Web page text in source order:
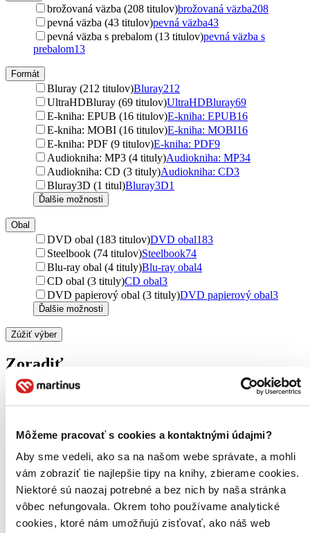
Môžeme pracovať s cookies a kontaktnými údajmi?
Aby sme vedeli, ako sa na našom webe správate, a mohli
vám zobraziť tie najlepšie tipy na knihy, zbierame cookies.
Niektoré sú naozaj potrebné a bez nich by naša stránka
vôbec nefungovala. Okrem toho používame analytické
cookies, ktoré nám umožňujú zisťovať, ako náš web
brožovaná väzba (208 titulov)brožovaná väzba208
pevná väzba (43 titulov)pevná väzba43
pevná väzba s prebalom (13 titulov)pevná väzba s
prebalom13
Formát
Bluray (212 titulov)Bluray212
UltraHDBluray (69 titulov)UltraHDBluray69
E-kniha: EPUB (16 titulov)E-kniha: EPUB16
E-kniha: MOBI (16 titulov)E-kniha: MOBI16
E-kniha: PDF (9 titulov)E-kniha: PDF9
Audiokniha: MP3 (4 tituly)Audiokniha: MP34
Audiokniha: CD (3 tituly)Audiokniha: CD3
Bluray3D (1 titul)Bluray3D1
Ďalšie možnosti
Obal
DVD obal (183 titulov)DVD obal183
Steelbook (74 titulov)Steelbook74
Blu-ray obal (4 tituly)Blu-ray obal4
CD obal (3 tituly)CD obal3
DVD papierový obal (3 tituly)DVD papierový obal3
Ďalšie možnosti
Zúžiť výber
Zoradiť
Bestsellery
Top hodnotené
Novinky
Najdrahšie
Najlacnejšie
Najvyššia zľava
Použité filtre